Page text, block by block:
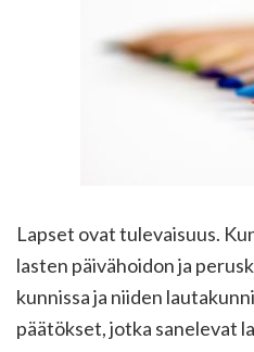
Lapset ovat tulevaisuus.
lasten päivähoidon ja
kunnissa ja niiden
päätökset, jotka sanelevat